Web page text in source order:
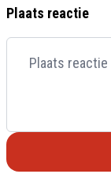
Plaats reactie